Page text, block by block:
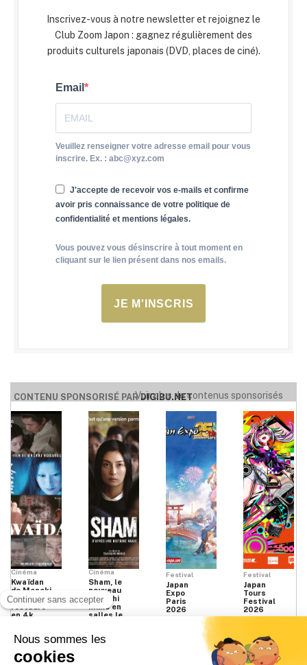
Inscrivez-vous à notre newsletter et rejoignez le
Club Zoom Japon : gagnez régulièrement des
produits culturels japonais (DVD, places de ciné).
Email
Veuillez renseigner votre adresse email pour vous
inscrire. Ex. : abc@xyz.com
J'accepte de recevoir vos e-mails et confirme
avoir pris connaissance de votre politique de
confidentialité et mentions légales.
Vous pouvez vous désinscrire à tout moment en
cliquant sur le lien présent dans nos emails.
JE M'INSCRIS
CONTENU SPONSORISÉ PARDIGIBU.NET
Voir plus de contenus sponsorisés
Cinéma
Kwaïdan
de Masaki
Kobayashi
restauré
en 4k
Cinéma
Sham, le
nouveau
Takashi
Miike en
salles le
2026
Festival
Japan
Expo
Paris
2026
Festival
Japan
Tours
Festival
2026